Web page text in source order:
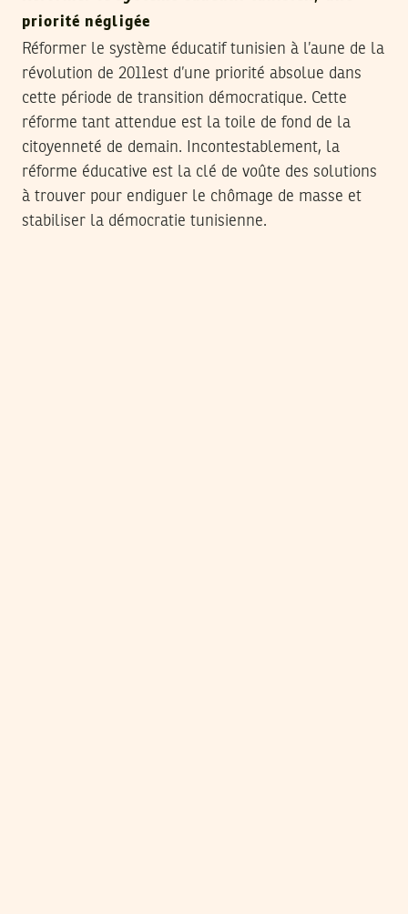
priorité négligée
Réformer le système éducatif tunisien à l’aune de la
révolution de 2011est d’une priorité absolue dans
cette période de transition démocratique. Cette
réforme tant attendue est la toile de fond de la
citoyenneté de demain. Incontestablement, la
réforme éducative est la clé de voûte des solutions
à trouver pour endiguer le chômage de masse et
stabiliser la démocratie tunisienne.